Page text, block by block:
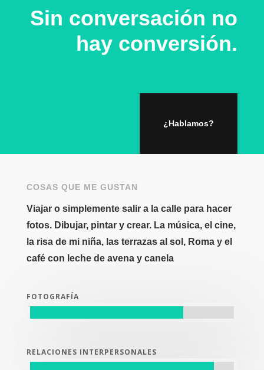
Sin conversación no
hay conversión.
¿Hablamos?
COSAS QUE ME GUSTAN
Viajar o simplemente salir a la calle para hacer
fotos. Dibujar, pintar y crear. La música, el cine,
la risa de mi niña, las terrazas al sol, Roma y el
café con leche de avena y canela
FOTOGRAFÍA
RELACIONES INTERPERSONALES